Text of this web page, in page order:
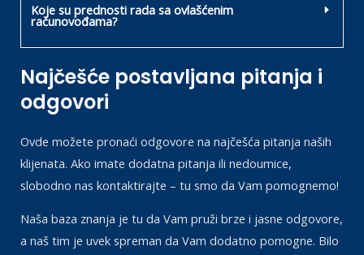
Koje su prednosti rada sa ovlašćenim
računovođama?
Najčešće postavljana pitanja i
odgovori
Ovde možete pronaći odgovore na najčešća pitanja naših
klijenata. Ako imate dodatna pitanja ili nedoumice,
slobodno nas kontaktirajte – tu smo da Vam pomognemo!
Naša baza znanja je tu da Vam pruži brze i jasne odgovore,
a naš tim je uvek spreman da Vam dodatno pomogne. Bilo